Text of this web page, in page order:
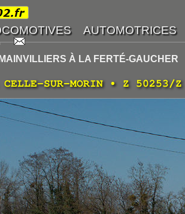
À LA FERTÉ-GAUCHER
CELLE-SUR-MORIN • Z